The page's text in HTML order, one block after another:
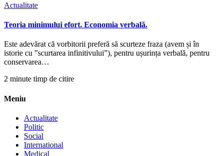
Actualitate
Teoria minimului efort. Economia verbală.
Este adevărat că vorbitorii preferă să scurteze fraza (avem și în
istorie cu ”scurtarea infinitivului”), pentru ușurința verbală, pentru
conservarea…
2 minute timp de citire
Meniu
Actualitate
Politic
Social
International
Medical